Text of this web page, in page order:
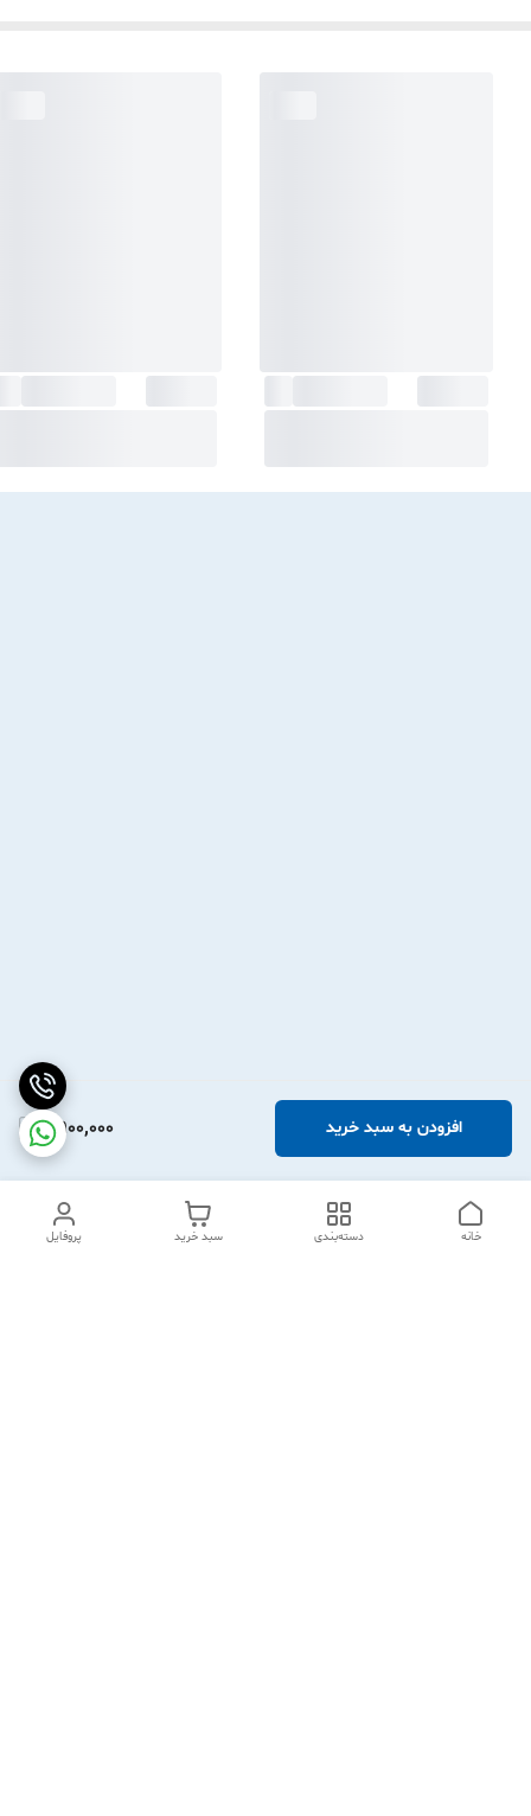
2,900,000 افزودن به سبد خرید
پروفایل سبد خرید دسته‌بندی خانه